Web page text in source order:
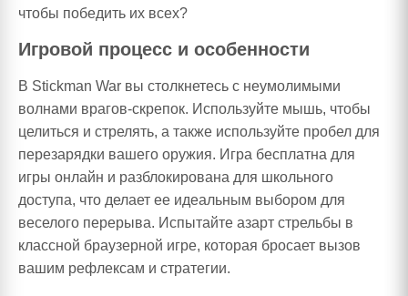
чтобы победить их всех?
Игровой процесс и особенности
В Stickman War вы столкнетесь с неумолимыми
волнами врагов-скрепок. Используйте мышь, чтобы
целиться и стрелять, а также используйте пробел для
перезарядки вашего оружия. Игра бесплатна для
игры онлайн и разблокирована для школьного
доступа, что делает ее идеальным выбором для
веселого перерыва. Испытайте азарт стрельбы в
классной браузерной игре, которая бросает вызов
вашим рефлексам и стратегии.